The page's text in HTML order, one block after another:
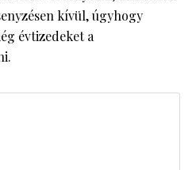
kívül, úgyhogy
évtizedeket a